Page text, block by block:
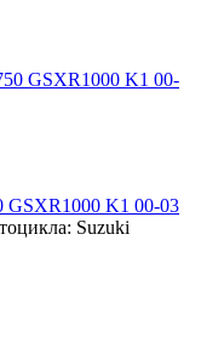
GSXR1000 K1 00-03
Suzuki